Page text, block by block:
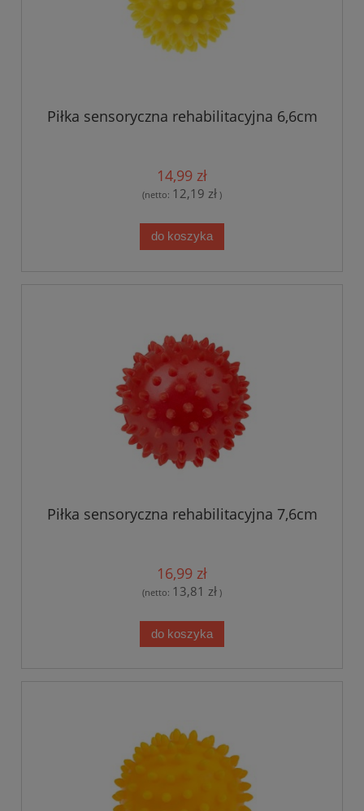
Piłka sensoryczna rehabilitacyjna 6,6cm
14,99 zł
(netto: 12,19 zł )
do koszyka
Piłka sensoryczna rehabilitacyjna 7,6cm
16,99 zł
(netto: 13,81 zł )
do koszyka